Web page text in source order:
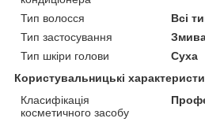
Тип волосся
Всі
Тип застосування
Тип шкіри голови
Суха
Користувальницькі
Класифікація
косметичного засобу